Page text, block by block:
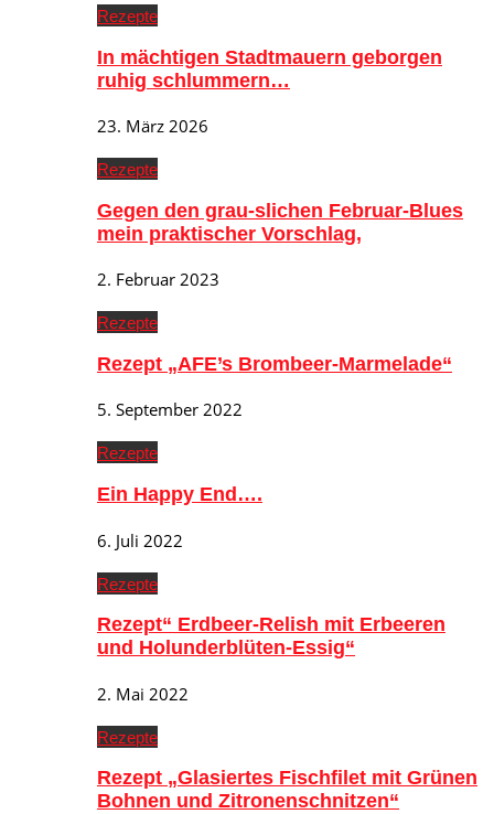
Rezepte
In mächtigen Stadtmauern geborgen
ruhig schlummern…
23. März 2026
Rezepte
Gegen den grau-slichen Februar-Blues
mein praktischer Vorschlag,
2. Februar 2023
Rezepte
Rezept „AFE’s Brombeer-Marmelade“
5. September 2022
Rezepte
Ein Happy End….
6. Juli 2022
Rezepte
Rezept“ Erdbeer-Relish mit Erbeeren
und Holunderblüten-Essig“
2. Mai 2022
Rezepte
Rezept „Glasiertes Fischfilet mit Grünen
Bohnen und Zitronenschnitzen“